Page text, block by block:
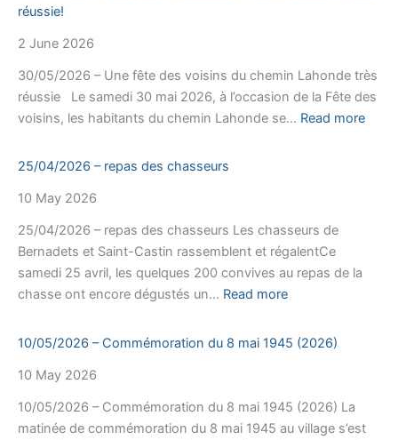
en
place
d’un
réussie!
2 June 2026
30/05/2026 – Une fête des voisins du chemin Lahonde très
réussie Le samedi 30 mai 2026, à l’occasion de la Fête des
voisins, les habitants du chemin Lahonde se… Read more:
25/04/2026 – repas des chasseurs
10 May 2026
25/04/2026 – repas des chasseurs Les chasseurs de
Bernadets et Saint-Castin rassemblent et régalentCe
samedi 25 avril, les quelques 200 convives au repas de la
chasse ont encore dégustés un… Read more:
–
chasseurs
10/05/2026 – Commémoration du 8 mai 1945 (2026)
10 May 2026
10/05/2026 – Commémoration du 8 mai 1945 (2026) La
matinée de commémoration du 8 mai 1945 au village s’est